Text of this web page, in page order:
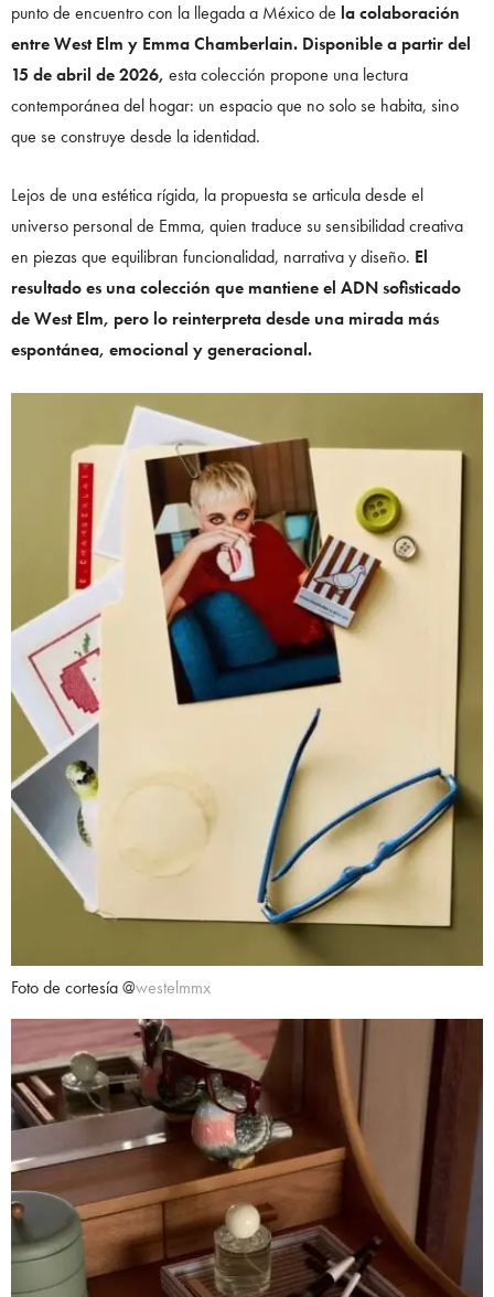
punto de encuentro con la llegada a México de la colaboración
entre West Elm y Emma Chamberlain. Disponible a partir del
15 de abril de 2026, esta colección propone una lectura
contemporánea del hogar: un espacio que no solo se habita, sino
que se construye desde la identidad.
Lejos de una estética rígida, la propuesta se articula desde el
universo personal de Emma, quien traduce su sensibilidad creativa
en piezas que equilibran funcionalidad, narrativa y diseño. El
resultado es una colección que mantiene el ADN sofisticado
de West Elm, pero lo reinterpreta desde una mirada más
espontánea, emocional y generacional.
Foto de cortesía @westelmmx